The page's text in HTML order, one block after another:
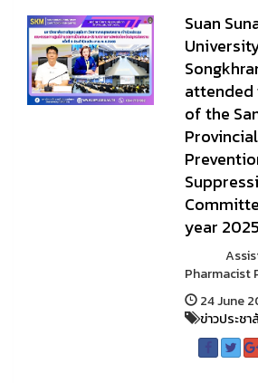
Suan
attended
of the
year
Pharmacist
24 June
ข่าวประช